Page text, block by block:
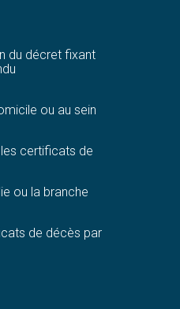
du décret fixant
ou au sein
certificats de
ou la branche
de décès par